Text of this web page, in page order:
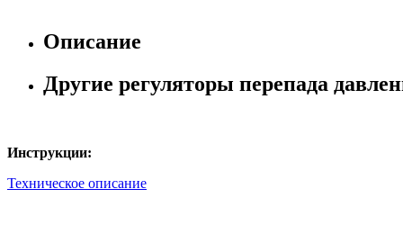
Описание
Другие регуляторы перепада
Инструкции:
Техническое описание